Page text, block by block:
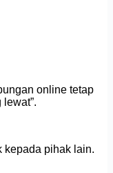
online tetap
lewat”.
kepada pihak lain.